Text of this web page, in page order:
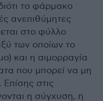
το φάρμακο
ανεπιθύμητες
στο φύλλο
των οποίων το
και η αιμορραγία
που μπορεί να μη
στις
η σύγχυση, η